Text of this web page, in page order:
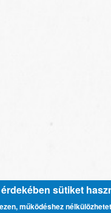
sütiket
működéshez